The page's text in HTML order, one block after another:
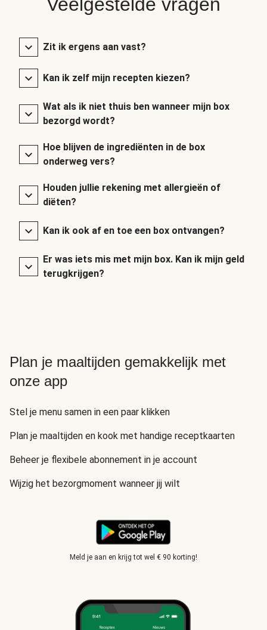
Zit ik ergens aan vast?
Kan ik zelf mijn recepten kiezen?
Wat als ik niet thuis ben wanneer mijn box
bezorgd wordt?
Hoe blijven de ingrediënten in de box
onderweg vers?
Houden jullie rekening met allergieën of
diëten?
Kan ik ook af en toe een box ontvangen?
Er was iets mis met mijn box. Kan ik mijn geld
terugkrijgen?
Plan je maaltijden gemakkelijk met
onze app
Stel je menu samen in een paar klikken
Plan je maaltijden en kook met handige receptkaarten
Beheer je flexibele abonnement in je account
Wijzig het bezorgmoment wanneer jij wilt
Meld je aan en krijg tot wel € 90 korting!